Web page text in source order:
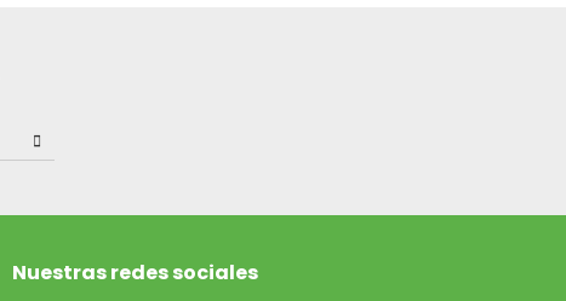
Nuestras redes sociales